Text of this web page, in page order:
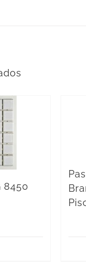
8450